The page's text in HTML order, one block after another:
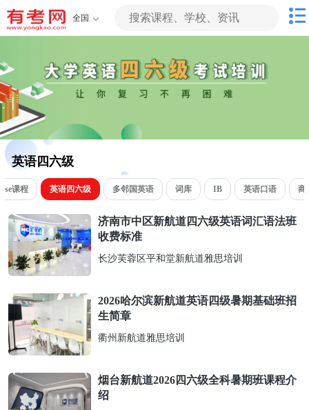
全国
英语四六级
课程 英语四六级 多邻国英语 词库 IB 英语口语 商
济南市中区新航道四六级英语词汇语法班
收费标准
长沙芙蓉区平和堂新航道雅思培训
2026哈尔滨新航道英语四级暑期基础班招
生简章
衢州新航道雅思培训
烟台新航道2026四六级全科暑期班课程介
绍